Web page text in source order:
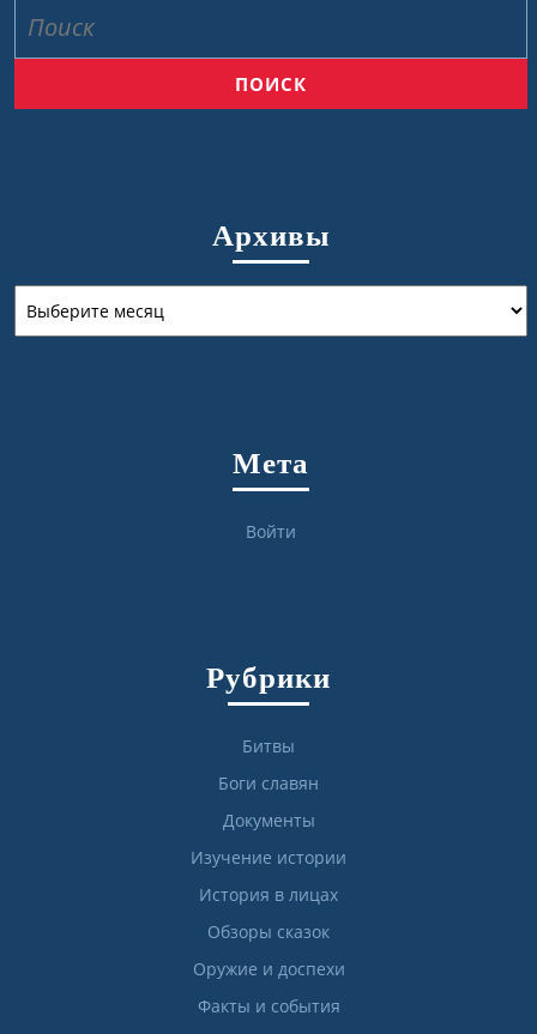
Архивы
Мета
Войти
Рубрики
Битвы
Боги славян
Документы
Изучение истории
История в лицах
Обзоры сказок
Оружие и доспехи
Факты и события